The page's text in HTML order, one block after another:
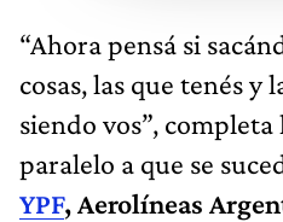
“Ahora pensá si
cosas, las que tenés y
siendo vos”, completa
paralelo a que se
YPF, Aerolíneas